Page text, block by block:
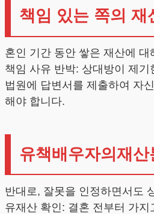
책임 있는 쪽의 재
혼인 기간 동안 쌓은 재산에
책임 사유 반박: 상대방이 제
법원에 답변서를 제출하여 자
해야 합니다.
유책배우자의재
반대로, 잘못을 인정하면서도
유재산 확인: 결혼 전부터 가